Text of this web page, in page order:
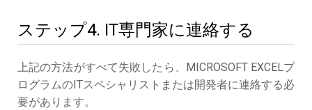
ステップ4. IT専門家に連絡する
上記の方法がすべて失敗したら、MICROSOFT EXCELプ
ログラムのITスペシャリストまたは開発者に連絡する必
要があります。